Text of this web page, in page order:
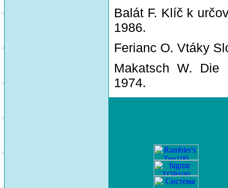
Balát F. Klíč k
1986.
Ferianc O. Vtáky
Makatsch W. Die
1974.